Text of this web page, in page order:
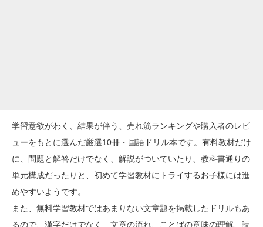
学習意欲がわく、結果が伴う、売れ筋ランキングや購入者のレビ
ューをもとに選んだ厳選10冊・国語ドリル本です。有料教材だけ
に、問題と解答だけでなく、解説がついていたり、教科書通りの
単元構成だったりと、初めて学習教材にトライするお子様には進
めやすいようです。
また、無料学習教材ではあまりない文章題を掲載したドリルもあ
るので、漢字だけでなく、文章の流れ、ことばの意味の理解、読